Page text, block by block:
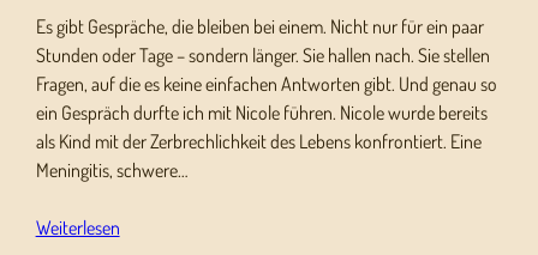
Es gibt Gespräche, die bleiben bei einem. Nicht nur für ein paar
Stunden oder Tage – sondern länger. Sie hallen nach. Sie stellen
Fragen, auf die es keine einfachen Antworten gibt. Und genau so
ein Gespräch durfte ich mit Nicole führen. Nicole wurde bereits
als Kind mit der Zerbrechlichkeit des Lebens konfrontiert. Eine
Meningitis, schwere…
Weiterlesen